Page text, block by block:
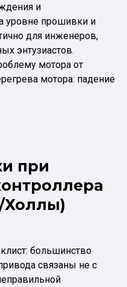
и
уровне прошивки и
для инженеров,
энтузиастов.
мотора от
мотора: падение
при
Холлы)
большинство
связаны не с